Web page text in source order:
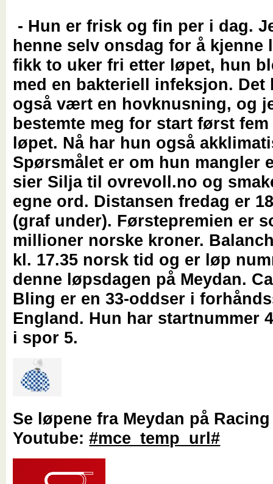
- Hun er frisk og fin per i dag.
henne selv onsdag for å kjenne
fikk to uker fri etter løpet, hun
med en bakteriell infeksjon. Det
også vært en hovknusning, og
bestemte meg for start først
løpet. Nå har hun også
Spørsmålet er om hun mangler
sier Silja til ovrevoll.no og
egne ord. Distansen fredag er
(graf under). Førstepremien er
millioner norske kroner.
kl. 17.35 norsk tid og er løp
denne løpsdagen på Meydan.
Bling er en 33-oddser i
England. Hun har startnummer
i spor 5.
Se løpene fra Meydan på
Youtube:#mce_temp_url#